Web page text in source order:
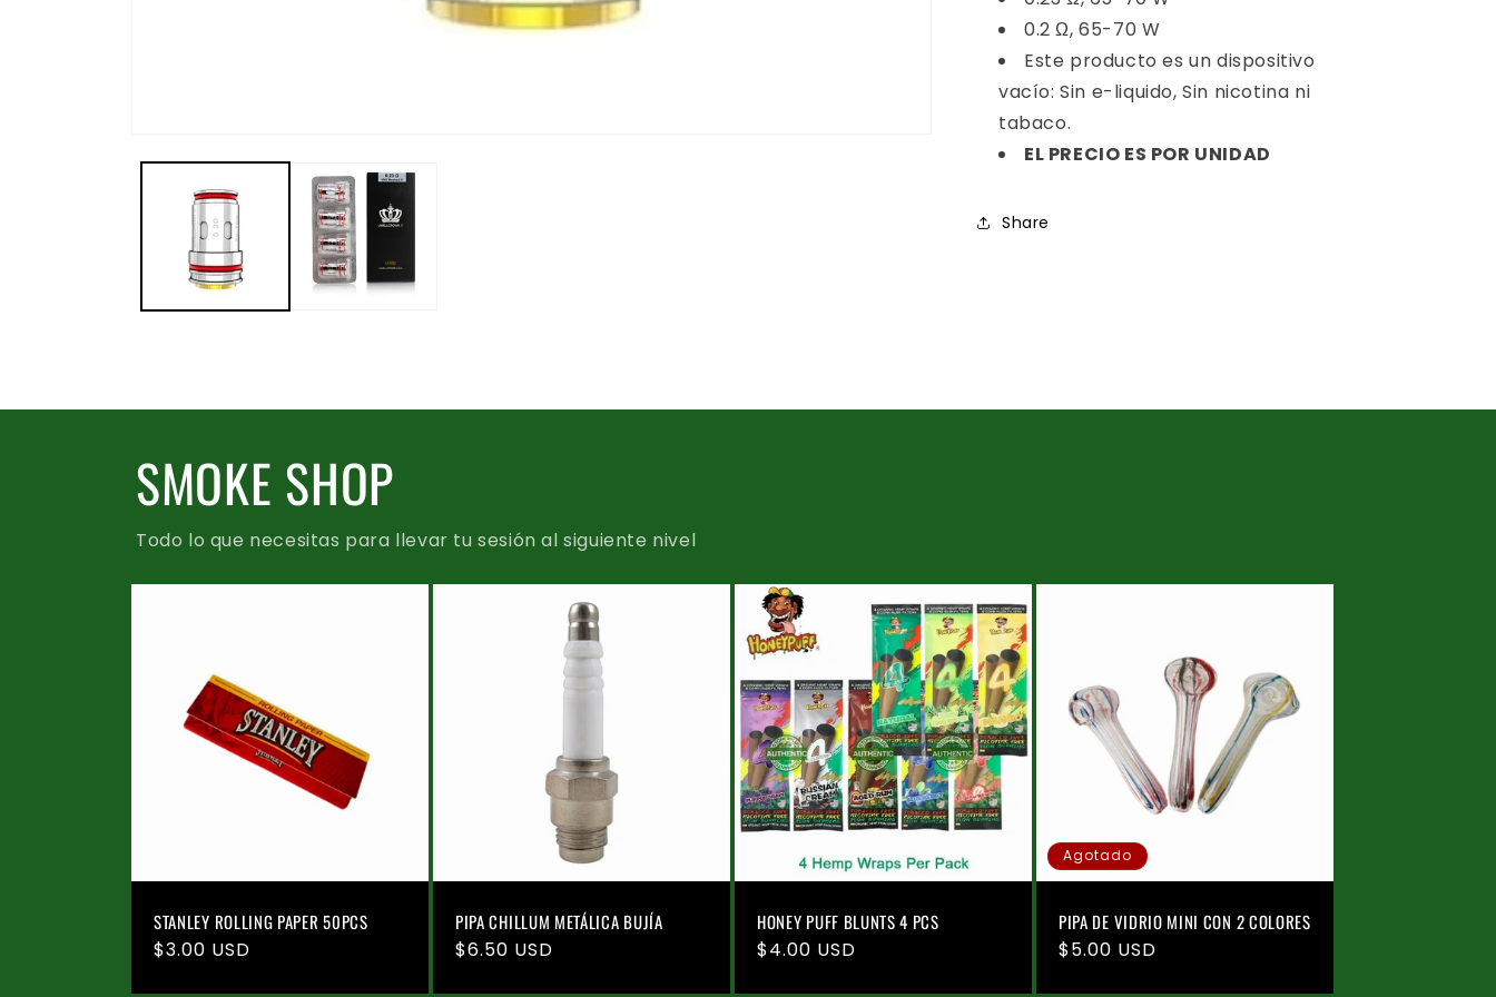
0.2 Ω, 65-70 W
Este producto es un dispositivo
vacío: Sin e-liquido, Sin nicotina ni
tabaco.
EL PRECIO ES POR UNIDAD
Share
SMOKE SHOP
Todo lo que necesitas para llevar tu sesión al siguiente nivel
STANLEY ROLLING PAPER 50PCS
Precio
$3.00 USD
PIPA CHILLUM METÁLICA BUJÍA
Precio
$6.50 USD
HONEY PUFF BLUNTS 4 PCS
Precio
$4.00 USD
Agotado
PIPA DE VIDRIO MINI CON 2 COLORES
Precio
$5.00 USD